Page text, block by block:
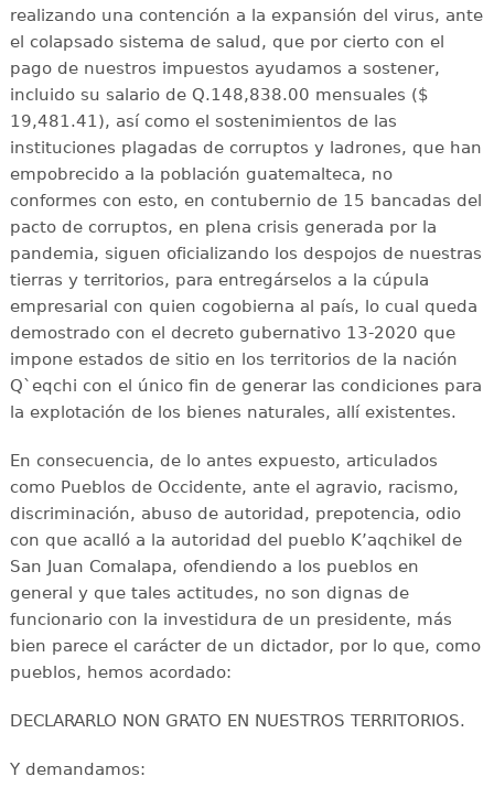
realizando una contención a la expansión del virus, ante
el colapsado sistema de salud, que por cierto con el
pago de nuestros impuestos ayudamos a sostener,
incluido su salario de Q.148,838.00 mensuales ($
19,481.41), así como el sostenimientos de las
instituciones plagadas de corruptos y ladrones, que han
empobrecido a la población guatemalteca, no
conformes con esto, en contubernio de 15 bancadas del
pacto de corruptos, en plena crisis generada por la
pandemia, siguen oficializando los despojos de nuestras
tierras y territorios, para entregárselos a la cúpula
empresarial con quien cogobierna al país, lo cual queda
demostrado con el decreto gubernativo 13-2020 que
impone estados de sitio en los territorios de la nación
Q`eqchi con el único fin de generar las condiciones para
la explotación de los bienes naturales, allí existentes.
En consecuencia, de lo antes expuesto, articulados
como Pueblos de Occidente, ante el agravio, racismo,
discriminación, abuso de autoridad, prepotencia, odio
con que acalló a la autoridad del pueblo K’aqchikel de
San Juan Comalapa, ofendiendo a los pueblos en
general y que tales actitudes, no son dignas de
funcionario con la investidura de un presidente, más
bien parece el carácter de un dictador, por lo que, como
pueblos, hemos acordado:
DECLARARLO NON GRATO EN NUESTROS TERRITORIOS.
Y demandamos: